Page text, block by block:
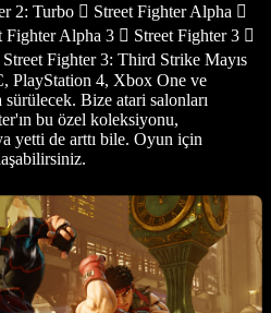
2: Turbo  Street Fighter Alpha 
Fighter Alpha 3  Street Fighter 3 
Fighter 3: Third Strike Mayıs
PlayStation 4, Xbox One ve
Bize atari salonları
bu özel koleksiyonu,
yetti de arttı bile. Oyun için